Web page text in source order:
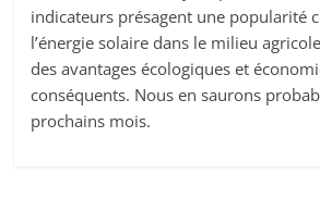
indicateurs présagent une popularité
l’énergie solaire dans le milieu
des avantages écologiques et
conséquents. Nous en saurons
prochains mois.